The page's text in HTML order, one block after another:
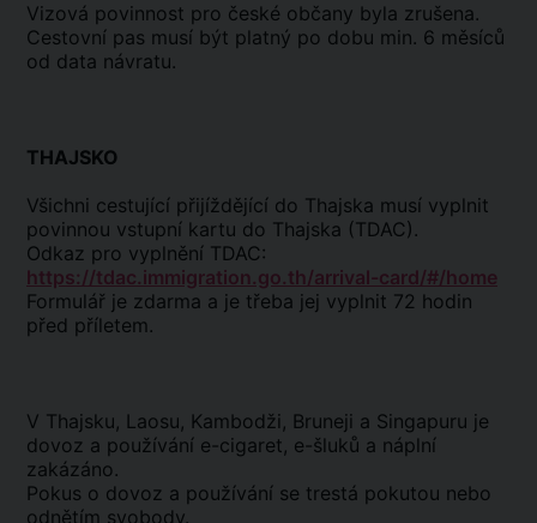
Vizová povinnost pro české občany byla zrušena.
Cestovní pas musí být platný po dobu min. 6 měsíců
od data návratu.
THAJSKO
Všichni cestující přijíždějící do Thajska musí vyplnit
povinnou vstupní kartu do Thajska (TDAC).
Odkaz pro vyplnění TDAC:
https://tdac.immigration.go.th/arrival-card/#/home
Formulář je zdarma a je třeba jej vyplnit 72 hodin
před příletem.
V Thajsku, Laosu, Kambodži, Bruneji a Singapuru je
dovoz a používání e-cigaret, e-šluků a náplní
zakázáno.
Pokus o dovoz a používání se trestá pokutou nebo
odnětím svobody.